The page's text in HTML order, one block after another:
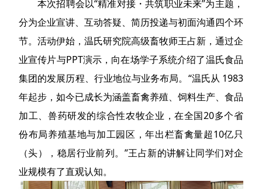
本次招聘会以“精准对接・共筑职业未来”为主题，
分为企业宣讲、互动答疑、简历投递与初面沟通四个环
节。活动伊始，温氏研究院高级畜牧师王占新，通过企
业宣传片与PPT演示，向在场学子系统介绍了温氏食品
集团的发展历程、行业地位与业务布局。“温氏从 1983
年起步，如今已成长为涵盖畜禽养殖、饲料生产、食品
加工、兽药研发的综合性农牧企业，在全国20多个省
份布局养殖基地与加工园区，年出栏畜禽量超10亿只
（头），稳居行业前列。”王占新的讲解让同学们对企
业规模有了直观认知。